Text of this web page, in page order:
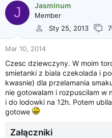
J Jasminum
Member
Sty 25, 2013
Mar 10, 2014
Czesc dziewczyny. W moim
smietanki z biala czekolada i
kwasnie) dla przelamania
nie gotowalam i rozpuscilam w
i do lodowki na 12h. Potem
gotowe
Załączniki